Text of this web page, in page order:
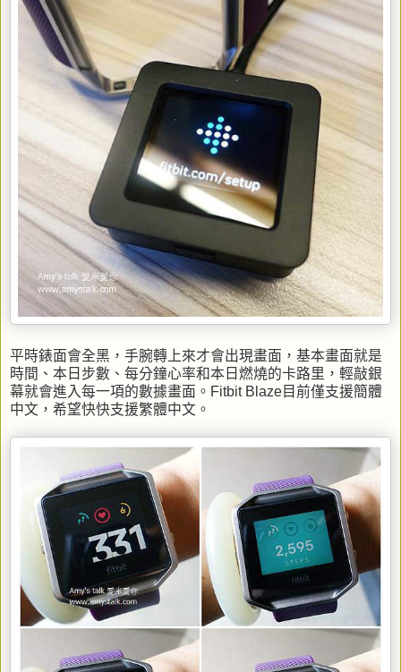
平時錶面會全黑，手腕轉上來才會出現畫面，基本畫面就是
時間、本日步數、每分鐘心率和本日燃燒的卡路里，輕敲銀
幕就會進入每一項的數據畫面。Fitbit Blaze目前僅支援簡體
中文，希望快快支援繁體中文。